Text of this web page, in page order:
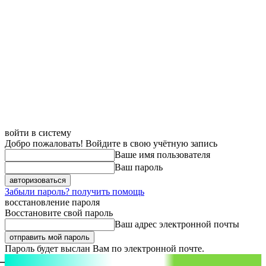
войти в систему
Добро пожаловать! Войдите в свою учётную запись
Ваше имя пользователя
Ваш пароль
Забыли пароль? получить помощь
восстановление пароля
Восстановите свой пароль
Ваш адрес электронной почты
Пароль будет выслан Вам по электронной почте.